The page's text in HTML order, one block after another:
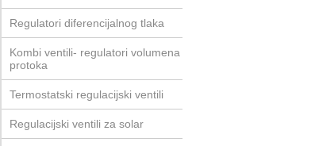
Regulatori diferencijalnog tlaka
Kombi ventili- regulatori volumena
protoka
Termostatski regulacijski ventili
Regulacijski ventili za solar